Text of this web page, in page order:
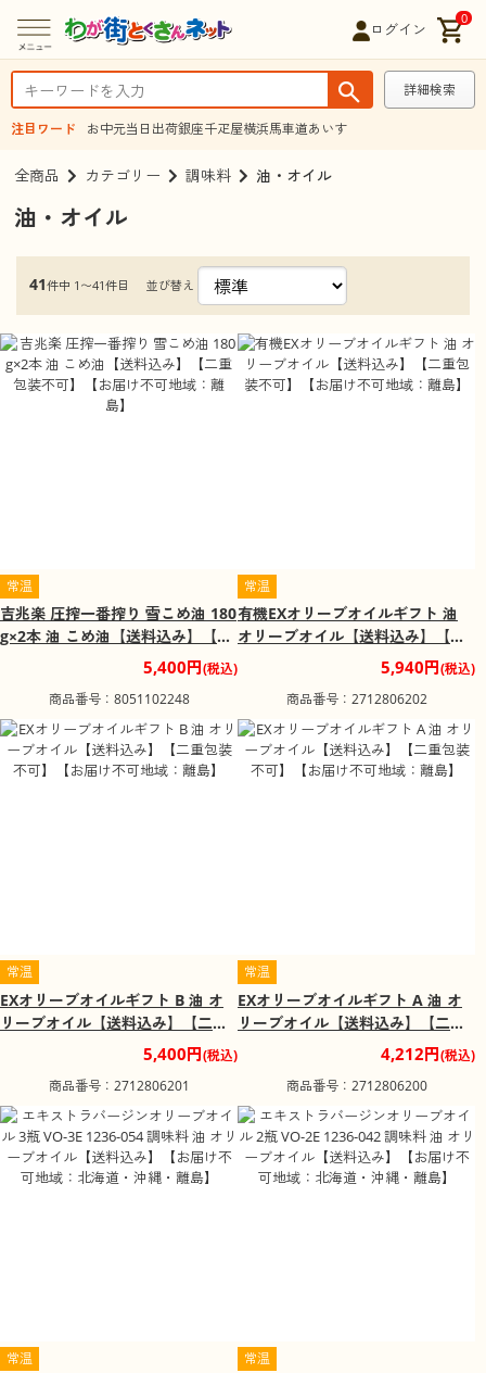
ログイン
0
詳細検索
注目ワード お中元当日出荷銀座千疋屋横浜馬車道あいす
全商品 カテゴリー 調味料 油・オイル
油・オイル
41件中 1〜41件目 並び替え
常温
吉兆楽 圧搾一番搾り 雪こめ油 180
g×2本 油 こめ油【送料込み】【二
重包装不可】【お届け不可地域：
5,400円(税込)
商品番号：8051102248
常温
有機EXオリーブオイルギフト 油
オリーブオイル【送料込み】【二
重包装不可】【お届け不可地域：
5,940円(税込)
商品番号：2712806202
常温
EXオリーブオイルギフト B 油 オ
リーブオイル【送料込み】【二重
包装不可】【お届け不可地域：離
5,400円(税込)
商品番号：2712806201
常温
EXオリーブオイルギフト A 油 オ
リーブオイル【送料込み】【二重
包装不可】【お届け不可地域：離
4,212円(税込)
商品番号：2712806200
常温 常温